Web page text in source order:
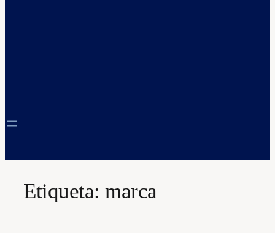
Etiqueta: marca